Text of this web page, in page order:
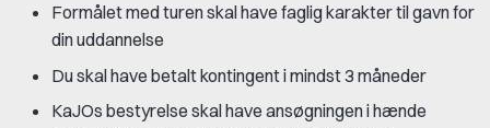
Formålet med turen skal have faglig karakter til gavn for
din uddannelse
Du skal have betalt kontingent i mindst 3 måneder
KaJOs bestyrelse skal have ansøgningen i hænde